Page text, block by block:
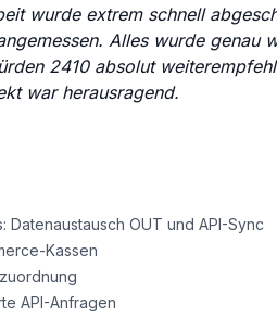
wurde extrem schnell
Alles wurde
2410 absolut
war herausragend.
OUT und API-Sync
Kassen
API-Anfragen